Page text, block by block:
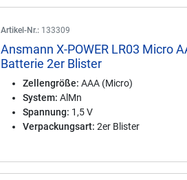
Artikel-Nr.: 133309
Ansmann X-POWER LR03 Micro
Batterie 2er Blister
Zellengröße: AAA (Micro)
System: AlMn
Spannung: 1,5 V
Verpackungsart: 2er Blister